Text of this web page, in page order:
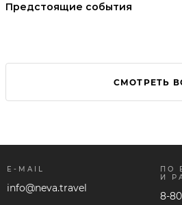
Предстоящие события
СМОТРЕТЬ
E-MAIL
info@neva.travel
ПО
И
8-